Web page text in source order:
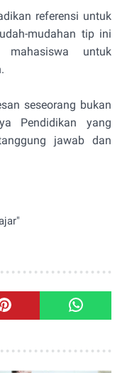
referensi untuk
mudahan tip ini
untuk
seseorang bukan
Pendidikan yang
jawab dan